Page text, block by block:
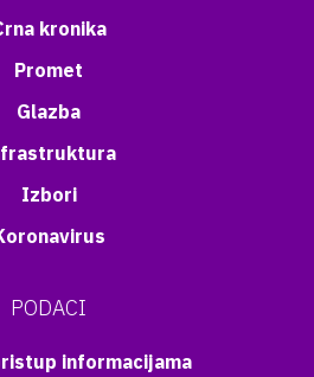
kronika
Promet
Glazba
Izbori
PODACI
informacijama